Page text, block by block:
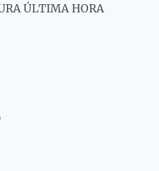
ÚLTIMA HORA